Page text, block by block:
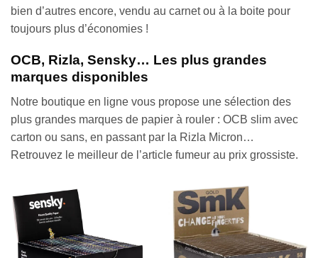
bien d’autres encore, vendu au carnet ou à la boite pour
toujours plus d’économies !
OCB, Rizla, Sensky… Les plus grandes
marques disponibles
Notre boutique en ligne vous propose une sélection des
plus grandes marques de papier à rouler : OCB slim avec
carton ou sans, en passant par la Rizla Micron…
Retrouvez le meilleur de l’article fumeur au prix grossiste.